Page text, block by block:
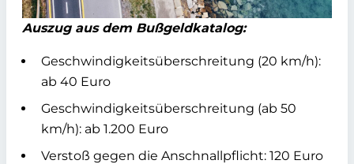
Auszug aus dem Bußgeldkatalog:
Geschwindigkeitsüberschreitung (20 km/h):
ab 40 Euro
Geschwindigkeitsüberschreitung (ab 50
km/h): ab 1.200 Euro
Verstoß gegen die Anschnallpflicht: 120 Euro